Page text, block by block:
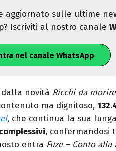
aggiornato sulle ultime
Iscriviti al nostro canale
nel canale WhatsApp
dalla novità Ricchi da
ma dignitoso,
, che continua la sua
, confermandosi
entra Fuze – Conto alla